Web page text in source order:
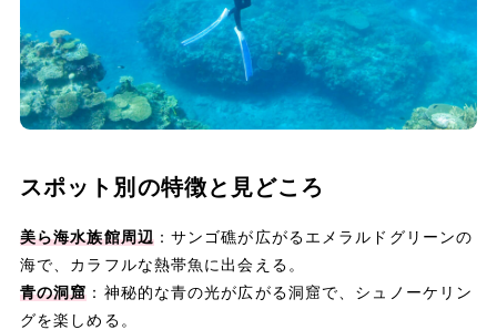
スポット別の特徴と見どころ
美ら海水族館周辺：サンゴ礁が広がるエメラルドグリーンの
海で、カラフルな熱帯魚に出会える。
青の洞窟 ：神秘的な青の光が広がる洞窟で、シュノーケリン
グを楽しめる。